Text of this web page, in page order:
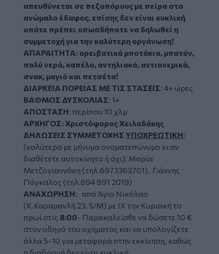
απευθύνεται σε πεζοπόρους με πείρα στο
ανώμαλο έδαφος, επίσης δεν είναι κυκλική
οπότε πρέπει οπωσδήποτε να δηλωθεί η
συμμετοχή για την καλύτερη οργάνωση!
ΑΠΑΡΑΙΤΗΤΑ: ορειβατικά μποτάκια, μπατόν,
πολύ νερό, καπέλο, αντηλιακό, αντιανεμικά,
σνακ, μαγιό και πετσέτα!
ΔΙΑΡΚΕΙΑ ΠΟΡΕΙΑΣ ΜΕ ΤΙΣ ΣΤΑΣΕΙΣ: 4+ ώρες
ΒΑΘΜΟΣ ΔΥΣΚΟΛΙΑΣ: 1+
ΑΠΟΣΤΑΣΗ: περίπου 10 χλμ
ΑΡΧΗΓΟΣ: Χριστόφορος Χειλαδάκης
ΔΗΛΩΣΕΙΣ ΣΥΜΜΕΤΟΧΗΣ ΥΠΟΧΡΕΩΤΙΚΗ:
(καλύτερα με μήνυμα ονοματεπώνυμο κι αν
διαθέτετε αυτοκίνητο ή όχι): Μαρία
Μετζογιαννάκη (τηλ.6973363701), Γιάννης
Πάγκαλος (τηλ.694 891 2019)
ΑΝΑΧΩΡΗΣΗ: από Άγιο Νικόλαο
(Κ.Καραμανλή 23, S/M) με ΙΧ την Κυριακή το
πρωί στις 8:00- Παρακαλείσθε να δώσετε 10 €
στον οδηγό του οχήματος και να υπολογίζετε
άλλα 5-10 για μεταφορά στην εκκίνηση, καθώς